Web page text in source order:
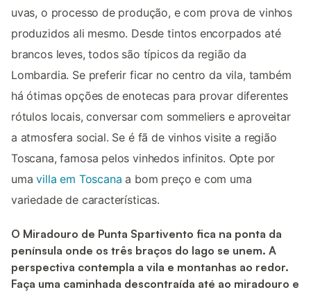
uvas, o processo de produção, e com prova de vinhos
produzidos ali mesmo. Desde tintos encorpados até
brancos leves, todos são típicos da região da
Lombardia. Se preferir ficar no centro da vila, também
há ótimas opções de enotecas para provar diferentes
rótulos locais, conversar com sommeliers e aproveitar
a atmosfera social. Se é fã de vinhos visite a região
Toscana, famosa pelos vinhedos infinitos. Opte por
umavilla em Toscana a bom preço e com uma
variedade de características.
O Miradouro de Punta Spartivento fica na ponta da
península onde os três braços do lago se unem. A
perspectiva contempla a vila e montanhas ao redor.
Faça uma caminhada descontraída até ao miradouro e